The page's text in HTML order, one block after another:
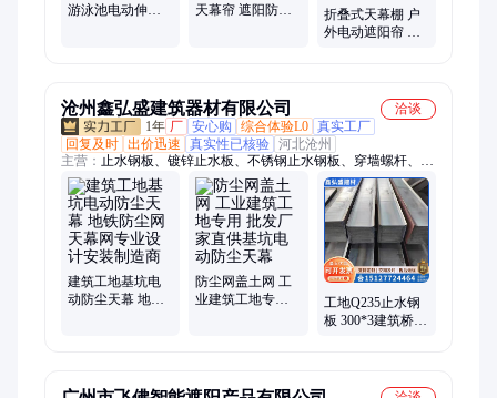
游泳池电动伸缩
天幕帘 遮阳防晒
折叠式天幕棚 户
外电动遮阳帘 隔
沧州鑫弘盛建筑器材有限公司
洽谈
1年 厂 安心购 综合体验L0 真实工厂
回复及时 出价迅速 真实性已核验 河北沧州
主营： 止水钢板、镀锌止水板、不锈钢止水钢板、穿墙螺杆、橡
胶止水带
建筑工地基坑电
动防尘天幕 地铁
防尘网盖土网 工
业建筑工地专用
工地Q235止水钢
板 300*3建筑桥梁